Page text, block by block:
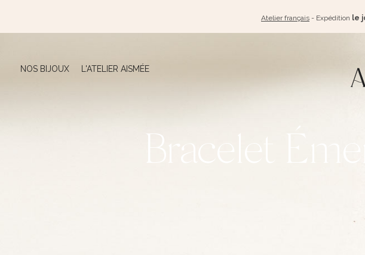
Atelier français - Expédition le
NOS BIJOUX L'ATELIER AISMÉE
Bracelet